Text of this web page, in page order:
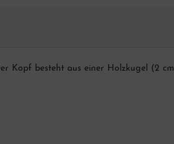
Kopf besteht aus einer Holzkugel (2 cm